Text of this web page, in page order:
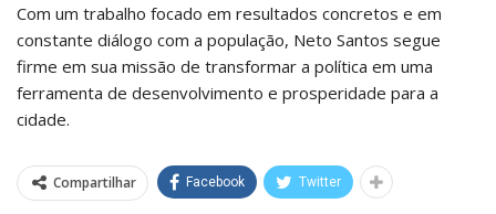
Com um trabalho focado em resultados concretos e em
constante diálogo com a população, Neto Santos segue
firme em sua missão de transformar a política em uma
ferramenta de desenvolvimento e prosperidade para a
cidade.
Compartilhar Facebook Twitter